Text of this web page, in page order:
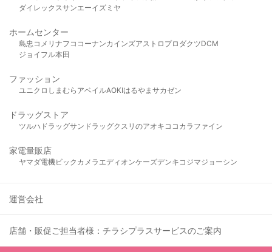
ダイレックスサンエーイズミヤ
ホームセンター
島忠 コメリ ナフコ コーナンカインズアストロプロダクツDCM
ジョイフル本田
ファッション
ユニクロ しまむら アベイルAOKIはるやま サカゼン
ドラッグストア
ツルハドラッグサンドラッグクスリのアオキ ココカラファイン
家電量販店
ヤマダ電機ビックカメラ エディオンケーズデンキ コジマジョーシン
運営会社
店舗・販促ご担当者様：チラシプラスサービスのご案内